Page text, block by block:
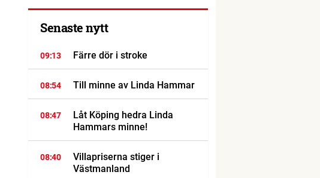
Senaste nytt
09:13 Färre dör i stroke
08:54 Till minne av Linda Hammar
08:47
Låt Köping hedra Linda
Hammars minne!
08:40
Villapriserna stiger i
Västmanland